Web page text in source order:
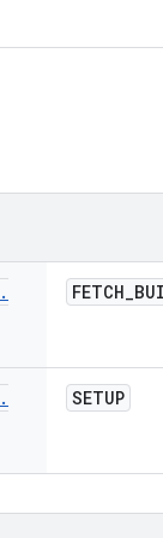
.
FETCH_
.
SETUP